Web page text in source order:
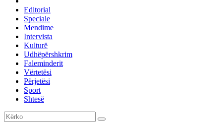
Editorial
Speciale
Mendime
Intervista
Kulturë
Udhëpërshkrim
Faleminderit
Vërtetësi
Përjetësi
Sport
Shtesë